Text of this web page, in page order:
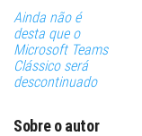
Ainda não é
desta que o
Microsoft Teams
Clássico será
descontinuado
Sobre o autor